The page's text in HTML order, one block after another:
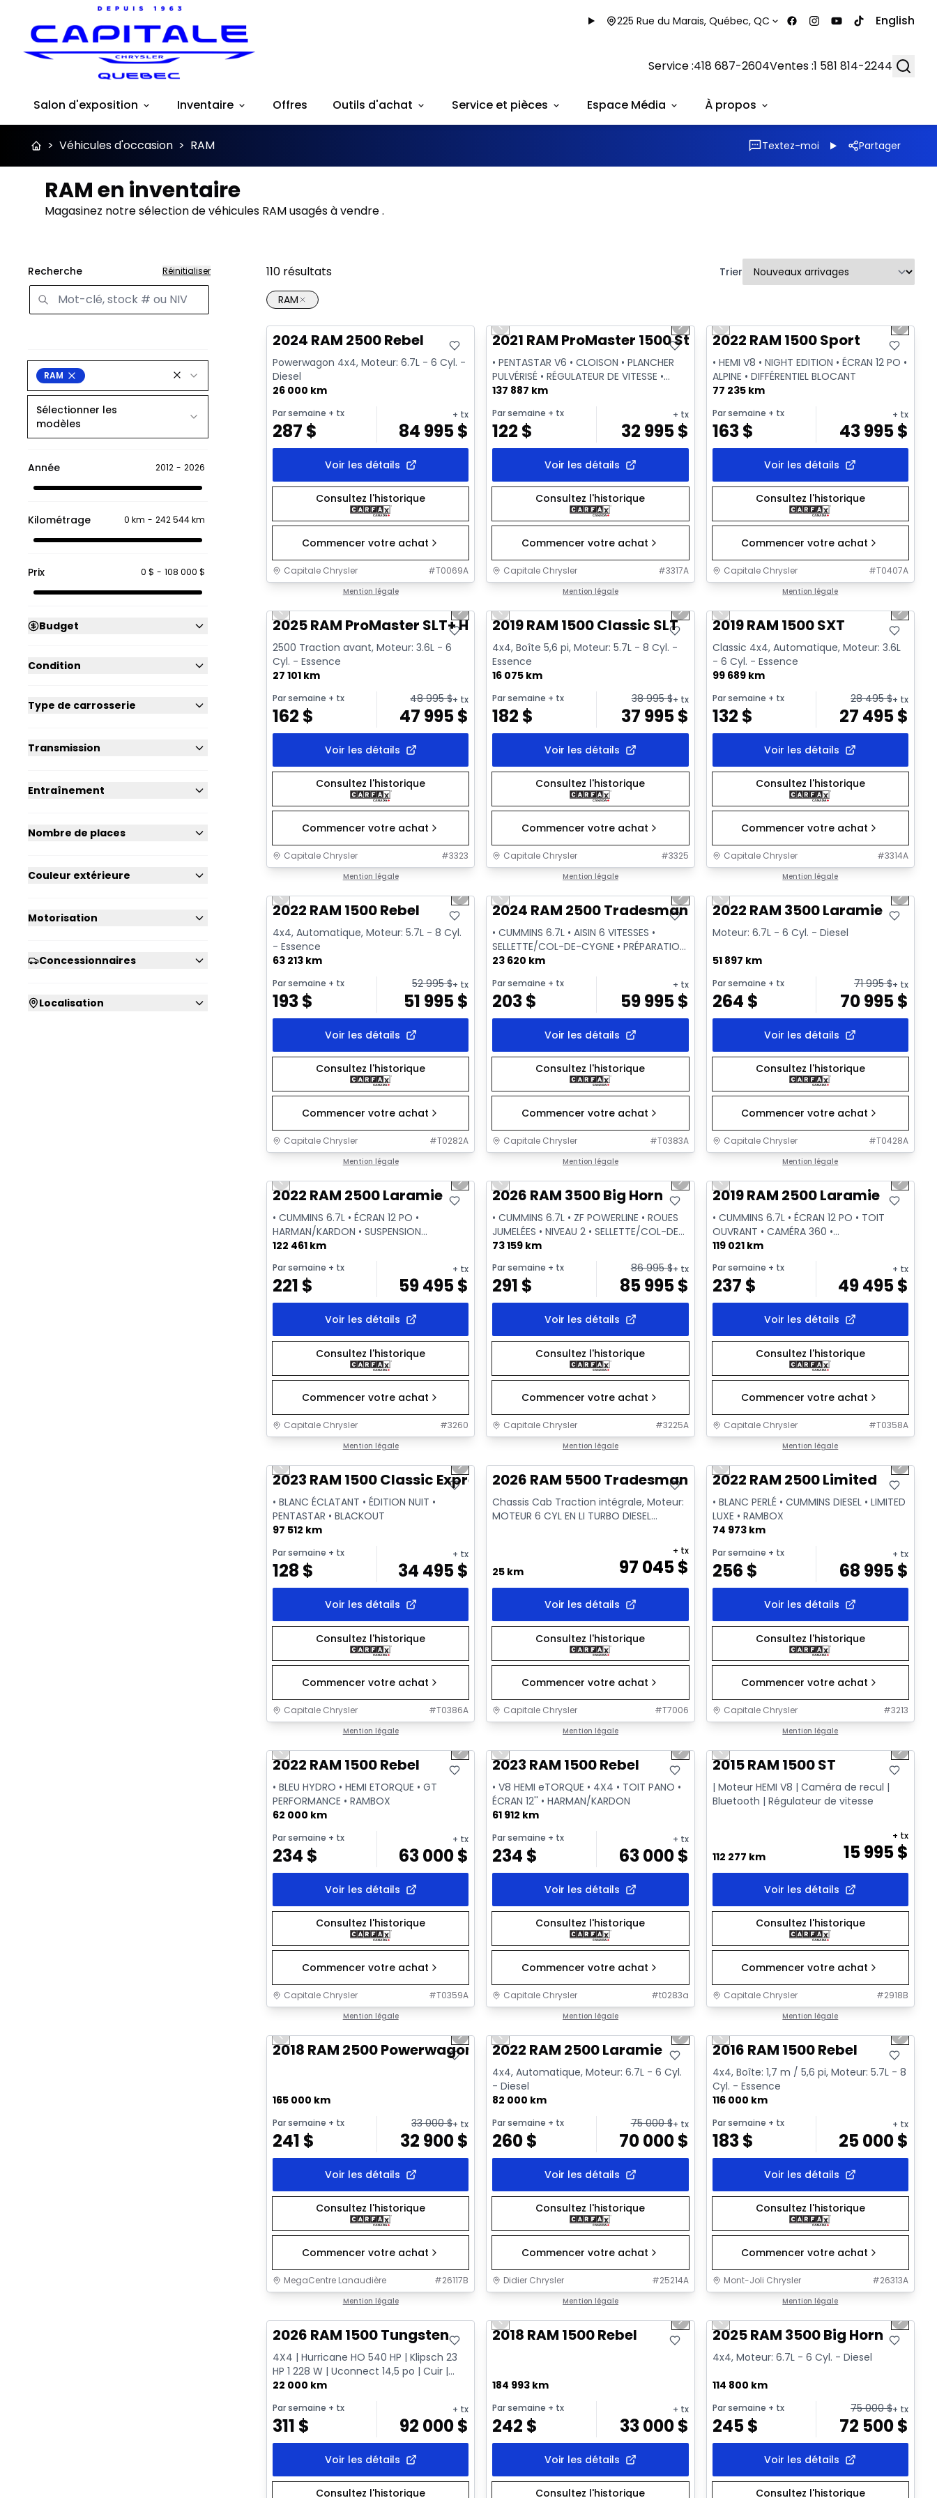
225 Rue du Marais, Québec, QC English
Service :418 687-2604Ventes :1 581 814-2244
Salon d'exposition Inventaire Offres Outils d'achat Service et pièces Espace Média À propos
> Véhicules d'occasion > RAM Textez-moi Partager
RAM en inventaire
Magasinez notre sélection de véhicules RAM usagés à vendre .
Recherche Réinitialiser
RAM
Sélectionner les
modèles
Année 2012 - 2026
Kilométrage 0 km - 242 544 km
Prix 0 $ - 108 000 $
Budget
Condition
Type de carrosserie
Transmission
Entraînement
Nombre de places
Couleur extérieure
Motorisation
Concessionnaires
Localisation
110 résultats
Trier
RAM
Vidéo disponible
Très bonne offre
2024 RAM 2500 Rebel
Powerwagon 4x4, Moteur: 6.7L - 6 Cyl. -
Diesel
26 000 km
Par semaine + tx
287 $
+ tx
84 995$
Voir les détails
Consultez l'historique
Commencer votre achat
Capitale Chrysler #T0069A
Mention légale
Previous slide Next slide
2021 RAM ProMaster 1500 Std Roof
• PENTASTAR V6 • CLOISON • PLANCHER
PULVÉRISÉ • RÉGULATEUR DE VITESSE •
CAMÉRA
137 887 km
Par semaine + tx
122 $
+ tx
32 995$
Voir les détails
Consultez l'historique
Commencer votre achat
Capitale Chrysler #3317A
Mention légale
Previous slide Next
2022 RAM 1500 Sport
• HEMI V8 • NIGHT EDITION • ÉCRAN 12 PO •
ALPINE • DIFFÉRENTIEL BLOCANT
77 235 km
Par semaine + tx
163$
+ tx
43 995$
Voir les détails
Consultez l'historique
Commencer votre achat
Capitale Chrysler #T0407A
Mention légale
Vidéo disponible
Très bonne offre
Previous slide Next slide
2025 RAM ProMaster SLT+ HR
2500 Traction avant, Moteur: 3.6L - 6
Cyl. - Essence
27 101 km
Par semaine + tx
162 $
48 995$+ tx
47 995$
Voir les détails
Consultez l'historique
Commencer votre achat
Capitale Chrysler #3323
Mention légale
Très bonne offre
Previous slide Next slide
2019 RAM 1500 Classic SLT
4x4, Boîte 5,6 pi, Moteur: 5.7L - 8 Cyl. -
Essence
16 075 km
Par semaine + tx
182 $
38 995$+ tx
37 995$
Voir les détails
Consultez l'historique
Commencer votre achat
Capitale Chrysler #3325
Mention légale
Vidéo disponible
Très bonne offre
Previous slide Next
2019 RAM 1500 SXT
Classic 4x4, Automatique, Moteur: 3.6L
- 6 Cyl. - Essence
99 689 km
Par semaine + tx
132 $
28 495$+ tx
27 495$
Voir les détails
Consultez l'historique
Commencer votre achat
Capitale Chrysler #3314A
Mention légale
Vidéo disponible
Très bonne offre
Previous slide Next slide
2022 RAM 1500 Rebel
4x4, Automatique, Moteur: 5.7L - 8 Cyl.
- Essence
63 213 km
Par semaine + tx
193$
52 995$+ tx
51 995$
Voir les détails
Consultez l'historique
Commencer votre achat
Capitale Chrysler #T0282A
Mention légale
Vidéo disponible
Très bonne offre
Previous slide Next slide
2024 RAM 2500 Tradesman
• CUMMINS 6.7L • AISIN 6 VITESSES •
SELLETTE/COL-DE-CYGNE • PRÉPARATION
DÉNEIGEMENT • CAMÉRA REMORQU...
23 620 km
Par semaine + tx
203$
+ tx
59 995$
Voir les détails
Consultez l'historique
Commencer votre achat
Capitale Chrysler #T0383A
Mention légale
Vidéo disponible
Très bonne offre
Previous slide Next
2022 RAM 3500 Laramie
Moteur: 6.7L - 6 Cyl. - Diesel
51 897 km
Par semaine + tx
264 $
71 995$+ tx
70 995$
Voir les détails
Consultez l'historique
Commencer votre achat
Capitale Chrysler #T0428A
Mention légale
Très bonne offre
Previous slide Next slide
2022 RAM 2500 Laramie
• CUMMINS 6.7L • ÉCRAN 12 PO •
HARMAN/KARDON • SUSPENSION
PNEUMATIQUE • SELLETTE/COL-DE-
122 461 km
Par semaine + tx
221 $
+ tx
59 495$
Voir les détails
Consultez l'historique
Commencer votre achat
Capitale Chrysler #3260
Mention légale
Vidéo disponible
Très bonne offre
Previous slide Next slide
2026 RAM 3500 Big Horn
• CUMMINS 6.7L • ZF POWERLINE • ROUES
JUMELÉES • NIVEAU 2 • SELLETTE/COL-DE-
CYGNE
73 159 km
Par semaine + tx
291 $
86 995$+ tx
85 995$
Voir les détails
Consultez l'historique
Commencer votre achat
Capitale Chrysler #3225A
Mention légale
Vidéo disponible
Très bonne offre
Previous slide Next
2019 RAM 2500 Laramie
• CUMMINS 6.7L • ÉCRAN 12 PO • TOIT
OUVRANT • CAMÉRA 360 •
HARMAN/KARDON
119 021 km
Par semaine + tx
237 $
+ tx
49 495$
Voir les détails
Consultez l'historique
Commencer votre achat
Capitale Chrysler #T0358A
Mention légale
Vidéo disponible
Très bonne offre
Previous slide Next slide
2023 RAM 1500 Classic Express
• BLANC ÉCLATANT • ÉDITION NUIT •
PENTASTAR • BLACKOUT
97 512 km
Par semaine + tx
128 $
+ tx
34 495$
Voir les détails
Consultez l'historique
Commencer votre achat
Capitale Chrysler #T0386A
Mention légale
Très bonne offre
2026 RAM 5500 Tradesman
Chassis Cab Traction intégrale, Moteur:
MOTEUR 6 CYL EN LI TURBO DIESEL
25 km 97 045$
+ tx
Voir les détails
Consultez l'historique
Commencer votre achat
Capitale Chrysler #T7006
Mention légale
Vidéo disponible
Très bonne offre
Previous slide Next
2022 RAM 2500 Limited
• BLANC PERLÉ • CUMMINS DIESEL • LIMITED
LUXE • RAMBOX
74 973 km
Par semaine + tx
256 $
+ tx
68 995$
Voir les détails
Consultez l'historique
Commencer votre achat
Capitale Chrysler #3213
Mention légale
Très bonne offre
Previous slide Next slide
2022 RAM 1500 Rebel
• BLEU HYDRO • HEMI ETORQUE • GT
PERFORMANCE • RAMBOX
62 000 km
Par semaine + tx
234 $
+ tx
63 000$
Voir les détails
Consultez l'historique
Commencer votre achat
Capitale Chrysler #T0359A
Mention légale
Très bonne offre
Previous slide Next slide
2023 RAM 1500 Rebel
• V8 HEMI eTORQUE • 4X4 • TOIT PANO •
ÉCRAN 12'' • HARMAN/KARDON
61 912 km
Par semaine + tx
234 $
+ tx
63 000$
Voir les détails
Consultez l'historique
Commencer votre achat
Capitale Chrysler #t0283a
Mention légale
Vidéo disponible
Très bonne offre
Previous slide Next
2015 RAM 1500 ST
| Moteur HEMI V8 | Caméra de recul |
Bluetooth | Régulateur de vitesse
112 277 km 15 995$
+ tx
Voir les détails
Consultez l'historique
Commencer votre achat
Capitale Chrysler #2918B
Mention légale
Très bonne offre
Previous slide Next slide
2018 RAM 2500 Powerwagon
165 000 km
Par semaine + tx
241 $
33 000$+ tx
32 900$
Voir les détails
Consultez l'historique
Commencer votre achat
MegaCentre Lanaudière #26117B
Mention légale
Très bonne offre
Previous slide Next slide
2022 RAM 2500 Laramie
4x4, Automatique, Moteur: 6.7L - 6 Cyl.
- Diesel
82 000 km
Par semaine + tx
260$
75 000$+ tx
70 000$
Voir les détails
Consultez l'historique
Commencer votre achat
Didier Chrysler #25214A
Mention légale
Très bonne offre
Previous slide Next
2016 RAM 1500 Rebel
4x4, Boîte: 1,7 m / 5,6 pi, Moteur: 5.7L - 8
Cyl. - Essence
116 000 km
Par semaine + tx
183$
+ tx
25 000$
Voir les détails
Consultez l'historique
Commencer votre achat
Mont-Joli Chrysler #26313A
Mention légale
Très bonne offre
2026 RAM 1500 Tungsten
4X4 | Hurricane HO 540 HP | Klipsch 23
HP 1 228 W | Uconnect 14,5 po | Cuir |
Mags 22 po
22 000 km
Par semaine + tx
311 $
+ tx
92 000$
Voir les détails
Consultez l'historique
Très bonne offre
Previous slide Next slide
2018 RAM 1500 Rebel
184 993 km
Par semaine + tx
242 $
+ tx
33 000$
Voir les détails
Consultez l'historique
Très bonne offre
Previous slide Next
2025 RAM 3500 Big Horn
4x4, Moteur: 6.7L - 6 Cyl. - Diesel
114 800 km
Par semaine + tx
245$
75 000$+ tx
72 500$
Voir les détails
Consultez l'historique